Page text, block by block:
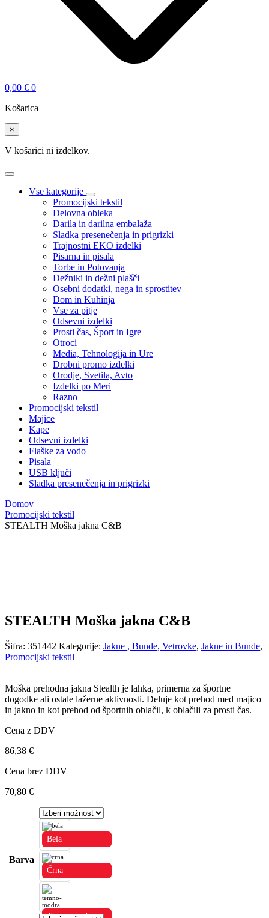
0,00 € 0
Košarica
×
V košarici ni izdelkov.
Vse kategorije
Promocijski tekstil
Delovna obleka
Darila in darilna embalaža
Sladka presenečenja in prigrizki
Trajnostni EKO izdelki
Pisarna in pisala
Torbe in Potovanja
Dežniki in dežni plašči
Osebni dodatki, nega in sprostitev
Dom in Kuhinja
Vse za pitje
Odsevni izdelki
Prosti čas, Šport in Igre
Otroci
Media, Tehnologija in Ure
Drobni promo izdelki
Orodje, Svetila, Avto
Izdelki po Meri
Razno
Promocijski tekstil
Majice
Kape
Odsevni izdelki
Flaške za vodo
Pisala
USB ključi
Sladka presenečenja in prigrizki
Domov
Promocijski tekstil
STEALTH Moška jakna C&B
STEALTH Moška jakna C&B
Šifra: 351442 Kategorije: Jakne , Bunde, Vetrovke, Jakne in Bunde,
Promocijski tekstil
Moška prehodna jakna Stealth je lahka, primerna za športne
dogodke ali ostale lažerne aktivnosti. Deluje kot prehod med majico
in jakno in kot prehod od športnih oblačil, k oblačili za prosti čas.
Cena z DDV
86,38 €
Cena brez DDV
70,80 €
Barva
Bela
Črna
Temno modra